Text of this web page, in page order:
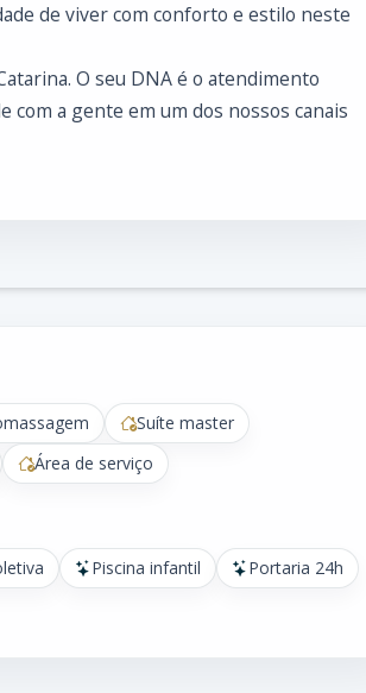
de viver com conforto e estilo neste
O seu DNA é o atendimento
com a gente em um dos nossos canais
Suíte master
Área de serviço
Piscina infantil
Portaria 24h